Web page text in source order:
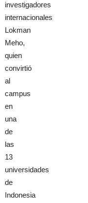
investigadores
internacionales
Lokman
Meho,
quien
convirtió
al
campus
en
una
de
las
13
universidades
de
Indonesia